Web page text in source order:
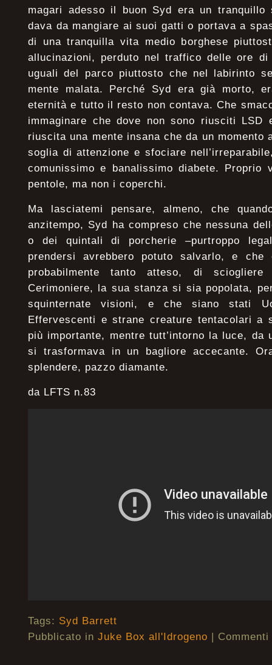
magari adesso il buon Syd era un tranquillo
dava da mangiare ai suoi gatti o portava a
di una tranquilla vita medio borghese
allucinazioni, perduto nel traffico delle ore
uguali del parco piuttosto che nel labirinto
mente malata. Perché Syd era già morto,
eternità e tutto il resto non contava. Che
immaginare che dove non sono riusciti
riuscita una mente insana che da un momento
soglia di attenzione e sfociare
comunissimo e banalissimo diabete.
pentole, ma non i coperchi.
Ma lasciatemi pensare, almeno, che
anzitempo, Syd ha compreso che nessuna
o dei quintali di porcherie –purtroppo
prendersi avrebbero potuto salvarlo, e che
probabilmente tanto atteso, di
Cerimoniere, la sua stanza si sia popolata,
squinternate visioni, e che siano stati
Effervescenti e strane creature tentacolari a
più importante, mentre tutt’intorno la luce, da
si trasformava in un bagliore accecante.
splendere, pazzo diamante.
da LFTS n.83
Tags: Syd Barrett
Pubblicato in Juke Box all'Idrogeno |